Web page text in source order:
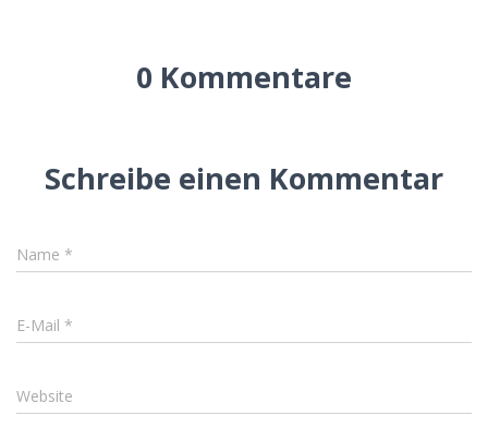
0 Kommentare
Schreibe einen Kommentar
Name *
E-Mail *
Website